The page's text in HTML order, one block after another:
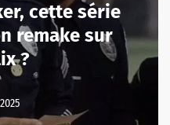
cette série
remake sur
?